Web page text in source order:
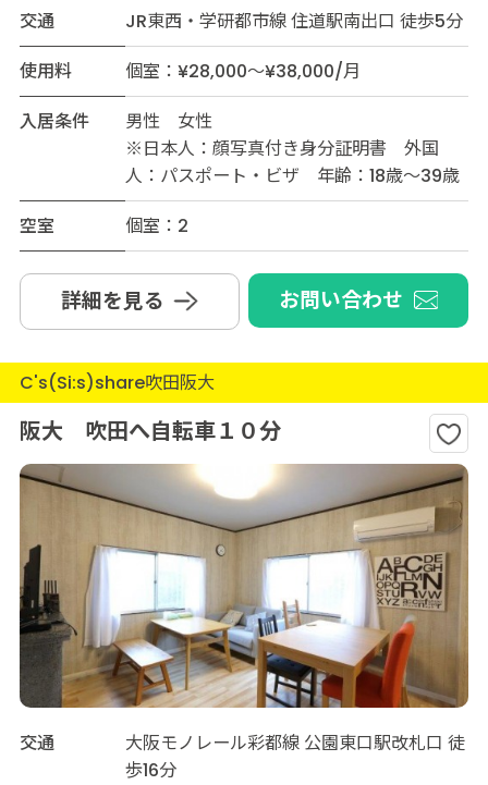
交通
JR東西・学研都市線 住道駅南出口 徒歩5分
使用料
個室：¥28,000～¥38,000/月
入居条件
男性 女性
※日本人：顔写真付き身分証明書 外国
人：パスポート・ビザ 年齢：18歳～39歳
空室
個室：2
詳細を見る お問い合わせ
C's(Si:s)share吹田阪大
阪大 吹田へ自転車１０分
交通
大阪モノレール彩都線 公園東口駅改札口 徒
歩16分